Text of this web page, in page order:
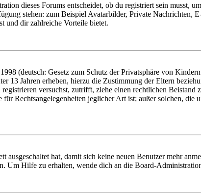
dieses Forums entscheidet, ob du registriert sein musst,
stehen: zum Beispiel Avatarbilder, Private Nachrichten,
und dir zahlreiche Vorteile bietet.
(deutsch: Gesetz zum Schutz der Privatsphäre von
13 Jahren erheben, hierzu die Zustimmung der Eltern
versuchst, zutrifft, ziehe einen rechtlichen
Rechtsangelegenheiten jeglicher Art ist; außer solchen,
hat, damit sich keine neuen Benutzer mehr
Um Hilfe zu erhalten, wende dich an die Board-